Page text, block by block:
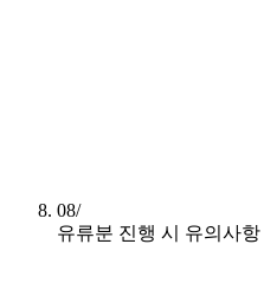
08/
유류분 진행 시 유의사항